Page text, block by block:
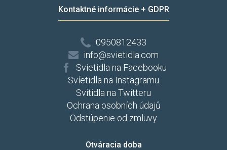
Kontaktné informácie + GDPR
0950812433
info@svietidla.com
Svietidla na Facebooku
Svíetidla na Instagramu
Svítidla na Twitteru
Ochrana osobních údajů
Odstúpenie od zmluvy
Otváracia doba